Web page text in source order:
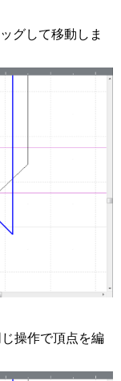
グして移動しま
操作で頂点を編